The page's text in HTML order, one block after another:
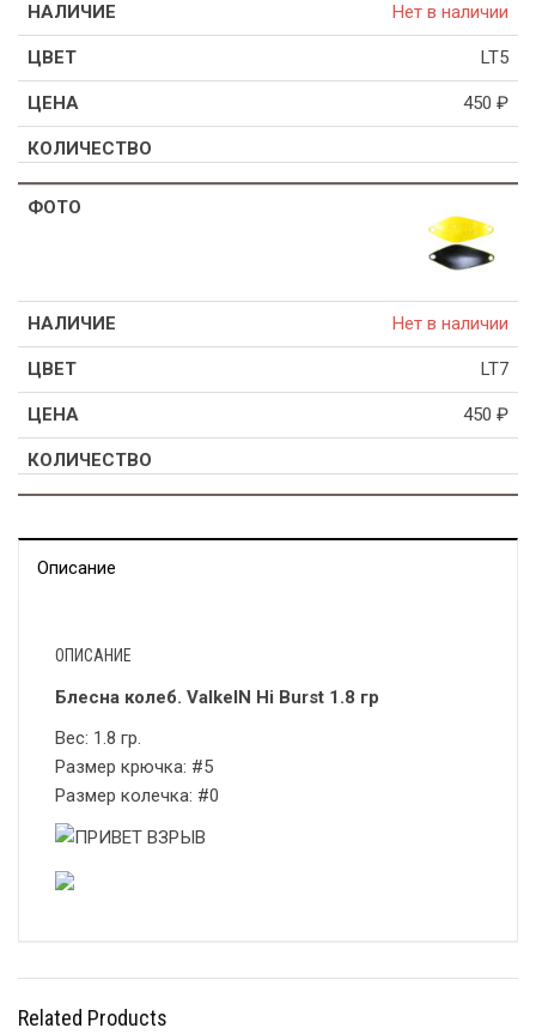
Нет в наличии
LT5
450 ₽
Нет в наличии
LT7
450 ₽
Описание
ОПИСАНИЕ
Блесна колеб. ValkeIN Hi Burst 1.8 гр
Вес: 1.8 гр.
Размер крючка: #5
Размер колечка: #0
Related Products